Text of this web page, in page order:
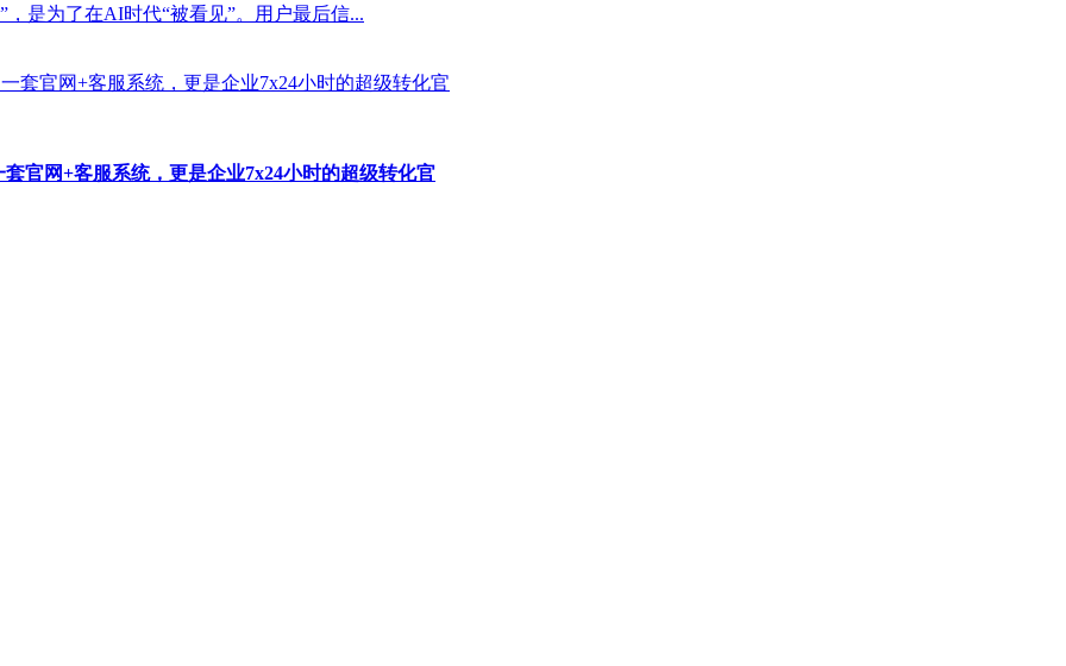
是为了在AI时代“被看见”。用户最后信...
官网+客服系统，更是企业7x24小时的超级转化官